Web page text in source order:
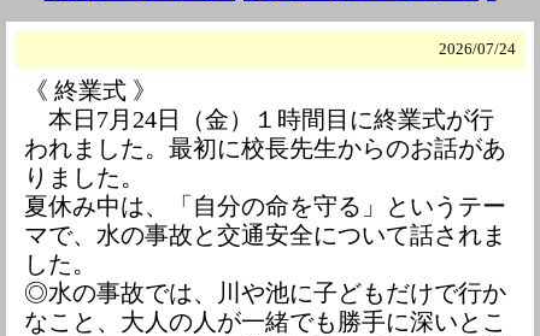
2026/07/24
《 終業式 》
本日7月24日（金）１時間目に終業式が行
われました。最初に校長先生からのお話があ
りました。
夏休み中は、「自分の命を守る」というテー
マで、水の事故と交通安全について話されま
した。
◎水の事故では、川や池に子どもだけで行か
なこと、大人の人が一緒でも勝手に深いとこ